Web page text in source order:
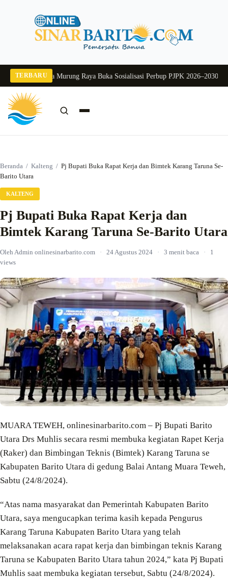
TERBARU
Pj Sekda Murung Raya Buka Sosialisasi Perbup PJPK 2026–2030Dukung
Beranda / Kalteng / Pj Bupati Buka Rapat Kerja dan Bimtek Karang Taruna Se-
Barito Utara
KALTENG
Pj Bupati Buka Rapat Kerja dan
Bimtek Karang Taruna Se-Barito Utara
Oleh Admin onlinesinarbarito.com · 24 Agustus 2024 · 3 menit baca ·
1
views
MUARA TEWEH, onlinesinarbarito.com – Pj Bupati Barito
Utara Drs Muhlis secara resmi membuka kegiatan Rapet Kerja
(Raker) dan Bimbingan Teknis (Bimtek) Karang Taruna se
Kabupaten Barito Utara di gedung Balai Antang Muara Teweh,
Sabtu (24/8/2024).
“Atas nama masyarakat dan Pemerintah Kabupaten Barito
Utara, saya mengucapkan terima kasih kepada Pengurus
Karang Taruna Kabupaten Barito Utara yang telah
melaksanakan acara rapat kerja dan bimbingan teknis Karang
Taruna se Kabupaten Barito Utara tahun 2024,” kata Pj Bupati
Muhlis saat membuka kegiatan tersebut, Sabtu (24/8/2024).